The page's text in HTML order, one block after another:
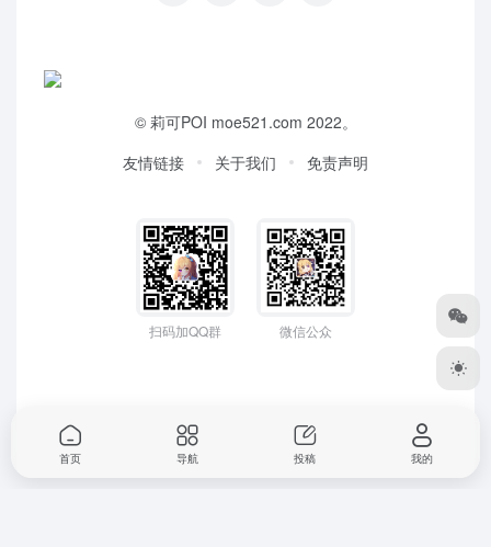
© 莉可POI moe521.com 2022。
友情链接
关于我们 免责声明
扫码加QQ群 微信公众
首页 导航 投稿 我的